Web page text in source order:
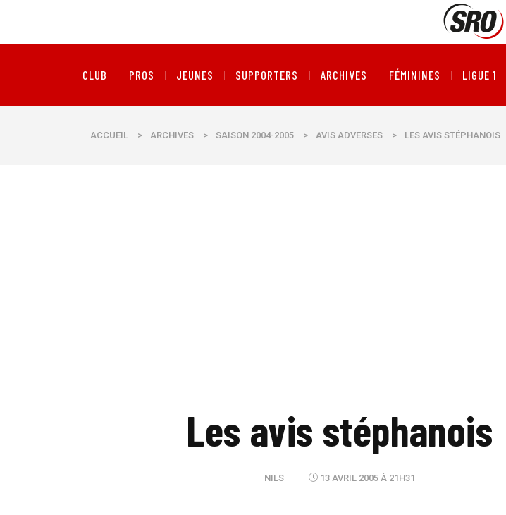
CLUB PROS JEUNES SUPPORTERS ARCHIVES FÉMININES LIGUE 1
ACCUEIL > ARCHIVES > SAISON 2004-2005 > AVIS ADVERSES > LES AVIS STÉPHANOIS
Les avis stéphanois
NILS 13 AVRIL 2005 À 21H31